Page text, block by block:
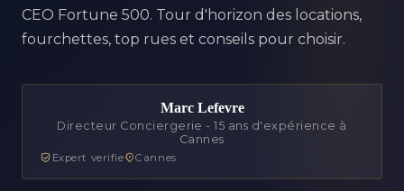
CEO Fortune 500. Tour d'horizon des locations,
fourchettes, top rues et conseils pour choisir.
Marc Lefevre
Directeur Conciergerie - 15 ans d'expérience à
Cannes
Expert verifie Cannes